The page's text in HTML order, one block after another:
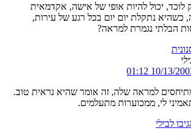
לוכד, יכול להיות אופי של אישה, אקדמאית
כשהיא נתקלת יום יום בכל רגע של עירות,
הבלתי נגמרת למראה?
10/13/2003
למראה שלה, זה אומר שהיא נראית טוב.
לי, ממכוערות מתעלמים.
לבילי